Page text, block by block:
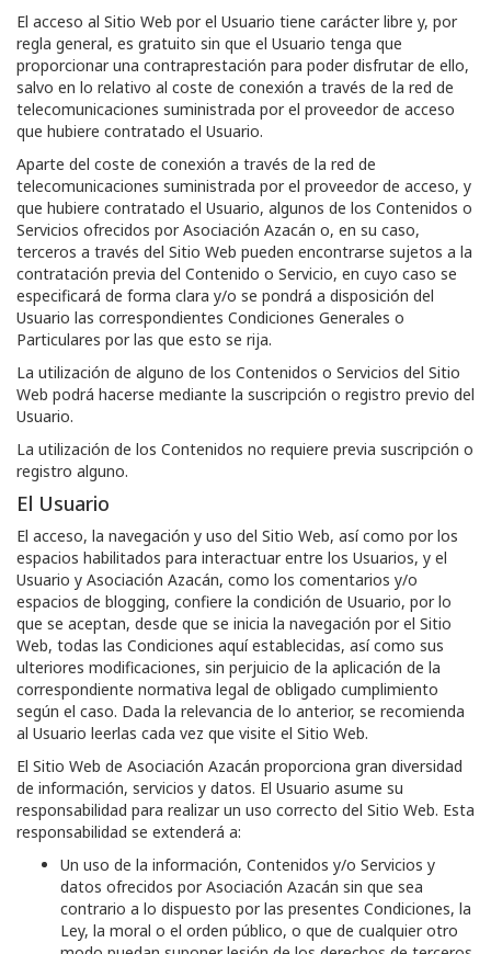
El acceso al Sitio Web por el Usuario tiene carácter libre y, por
regla general, es gratuito sin que el Usuario tenga que
proporcionar una contraprestación para poder disfrutar de ello,
salvo en lo relativo al coste de conexión a través de la red de
telecomunicaciones suministrada por el proveedor de acceso
que hubiere contratado el Usuario.
Aparte del coste de conexión a través de la red de
telecomunicaciones suministrada por el proveedor de acceso, y
que hubiere contratado el Usuario, algunos de los Contenidos o
Servicios ofrecidos porAsociación Azacán o, en su caso,
terceros a través del Sitio Web pueden encontrarse sujetos a la
contratación previa del Contenido o Servicio, en cuyo caso se
especificará de forma clara y/o se pondrá a disposición del
Usuario las correspondientes Condiciones Generales o
Particulares por las que esto se rija.
La utilización de alguno de los Contenidos o Servicios del Sitio
Web podrá hacerse mediante la suscripción o registro previo del
Usuario.
La utilización de los Contenidos no requiere previa suscripción o
registro alguno.
El Usuario
El acceso, la navegación y uso del Sitio Web, así como por los
espacios habilitados para interactuar entre los Usuarios, y el
Usuario y Asociación Azacán, como los comentarios y/o
espacios de blogging, confiere la condición de Usuario, por lo
que se aceptan, desde que se inicia la navegación por el Sitio
Web, todas las Condiciones aquí establecidas, así como sus
ulteriores modificaciones, sin perjuicio de la aplicación de la
correspondiente normativa legal de obligado cumplimiento
según el caso. Dada la relevancia de lo anterior, se recomienda
al Usuario leerlas cada vez que visite el Sitio Web.
El Sitio Web de Asociación Azacán proporciona gran diversidad
de información, servicios y datos. El Usuario asume su
responsabilidad para realizar un uso correcto del Sitio Web. Esta
responsabilidad se extenderá a:
Un uso de la información, Contenidos y/o Servicios y
datos ofrecidos porAsociación Azacán sin que sea
contrario a lo dispuesto por las presentes Condiciones, la
Ley, la moral o el orden público, o que de cualquier otro